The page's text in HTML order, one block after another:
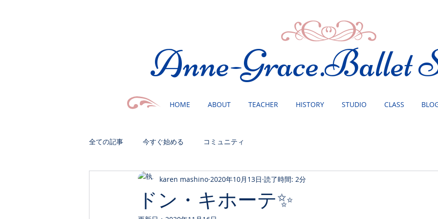
​Anne-Grace.Ballet
HOME ABOUT TEACHER HISTORY STUDIO CLASS
全ての記事 今すぐ始める コミュニティ
ドン・キホーテ✨
karen mashino 2020年10月13日 読了時間: 2分